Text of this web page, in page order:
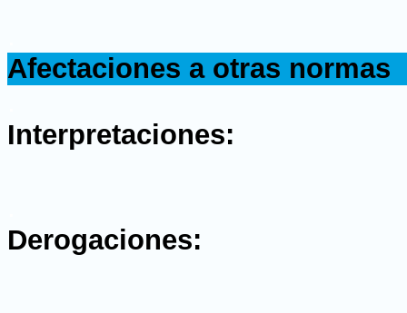
Afectaciones a otras normas
Interpretaciones:
Derogaciones: